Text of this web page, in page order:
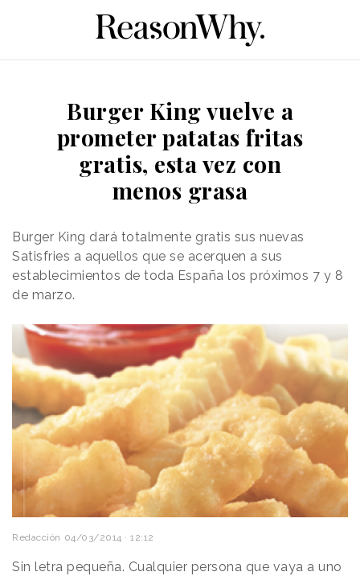
Burger King vuelve a
prometer patatas fritas
gratis, esta vez con
menos grasa
Burger King dará totalmente gratis sus nuevas
Satisfries a aquellos que se acerquen a sus
establecimientos de toda España los próximos 7 y 8
de marzo.
Redacción 04/03/2014 · 12:12
Sin letra pequeña. Cualquier persona que vaya a uno